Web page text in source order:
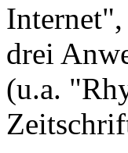
drei
(u.a.